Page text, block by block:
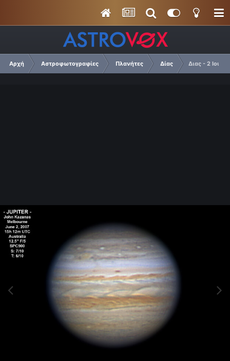
Αρχή Αστροφωτογραφίες Πλανήτες Δίας Διας - 2